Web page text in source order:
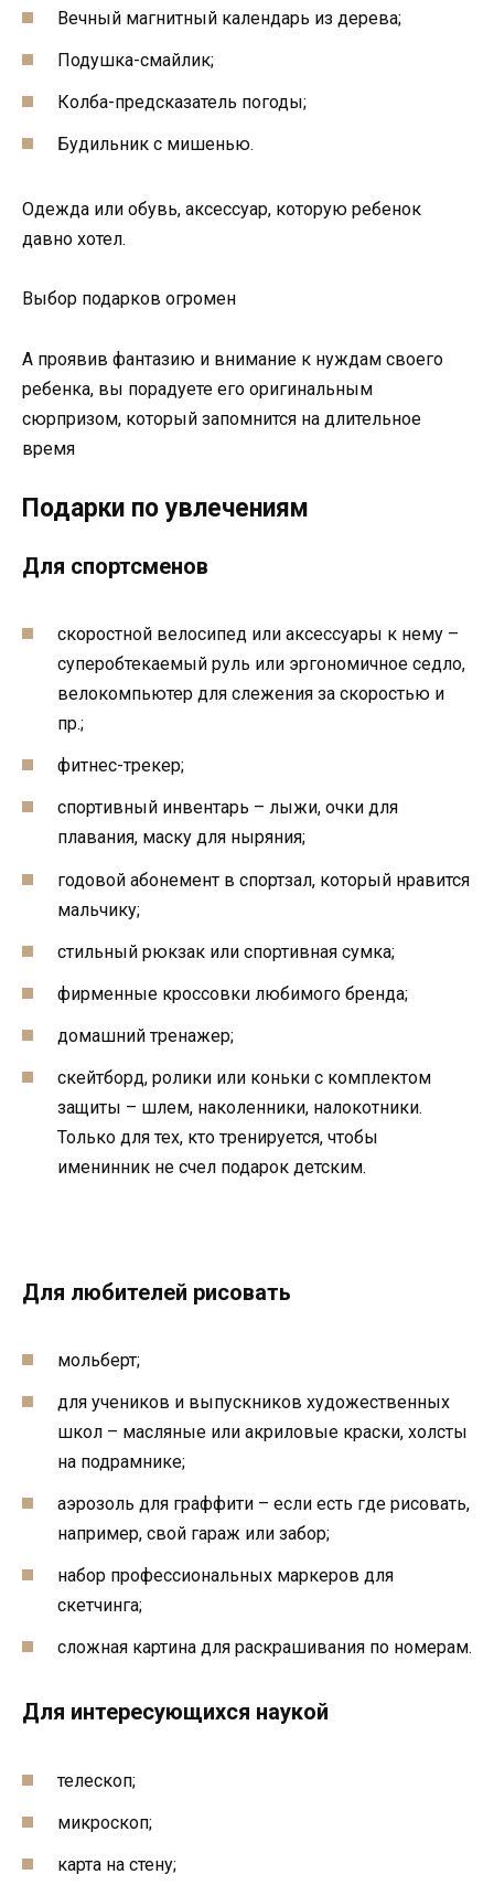
Вечный магнитный календарь из дерева;
Подушка-смайлик;
Колба-предсказатель погоды;
Будильник с мишенью.
Одежда или обувь, аксессуар, которую ребенок
давно хотел.
Выбор подарков огромен
А проявив фантазию и внимание к нуждам своего
ребенка, вы порадуете его оригинальным
сюрпризом, который запомнится на длительное
время
Подарки по увлечениям
Для спортсменов
скоростной велосипед или аксессуары к нему –
суперобтекаемый руль или эргономичное седло,
велокомпьютер для слежения за скоростью и
пр.;
фитнес-трекер;
спортивный инвентарь – лыжи, очки для
плавания, маску для ныряния;
годовой абонемент в спортзал, который нравится
мальчику;
стильный рюкзак или спортивная сумка;
фирменные кроссовки любимого бренда;
домашний тренажер;
скейтборд, ролики или коньки с комплектом
защиты – шлем, наколенники, налокотники.
Только для тех, кто тренируется, чтобы
именинник не счел подарок детским.
Для любителей рисовать
мольберт;
для учеников и выпускников художественных
школ – масляные или акриловые краски, холсты
на подрамнике;
аэрозоль для граффити – если есть где рисовать,
например, свой гараж или забор;
набор профессиональных маркеров для
скетчинга;
сложная картина для раскрашивания по номерам.
Для интересующихся наукой
телескоп;
микроскоп;
карта на стену;